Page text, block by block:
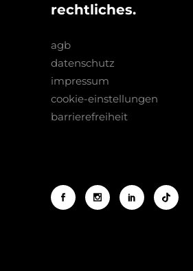
rechtliches.
agb
datenschutz
impressum
cookie-einstellungen
barrierefreiheit